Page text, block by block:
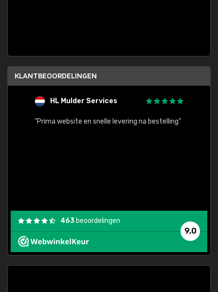
KLANTBEOORDELINGEN
HL Mulder Services
"Prima website en snelle levering na bestelling"
9,0
463 beoordelingen